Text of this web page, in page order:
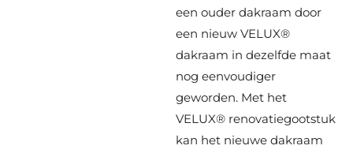
een ouder dakraam door
een nieuw VELUX®
dakraam in dezelfde maat
nog eenvoudiger
geworden. Met het
VELUX® renovatiegootstuk
kan het nieuwe dakraam